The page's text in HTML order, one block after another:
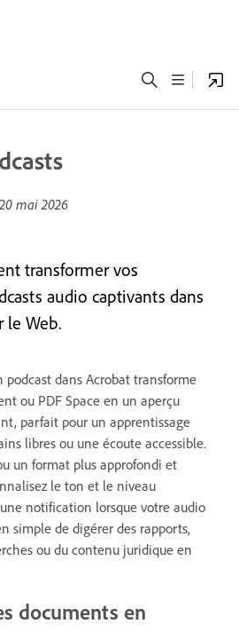
20 mai 2026
transformer vos
audio captivants dans
le Web.
dans Acrobat transforme
ou PDF Space en un aperçu
parfait pour un apprentissage
libres ou une écoute accessible.
un format plus approfondi et
le ton et le niveau
notification lorsque votre audio
simple de digérer des rapports,
ou du contenu juridique en
documents en